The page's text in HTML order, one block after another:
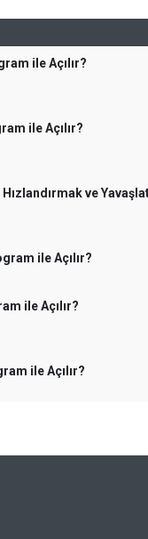
ile Açılır?
ile Açılır?
ve
ile Açılır?
ile Açılır?
ile Açılır?